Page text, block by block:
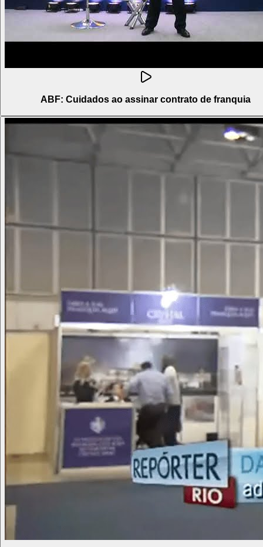
ABF: Cuidados ao assinar contrato de franquia